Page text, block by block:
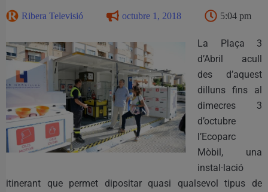
Ribera Televisió octubre 1, 2018 5:04 pm
La Plaça 3
d’Abril acull
des d’aquest
dilluns fins al
dimecres 3
d’octubre
l’Ecoparc
Mòbil, una
instal·lació
itinerant que permet dipositar quasi qualsevol tipus de